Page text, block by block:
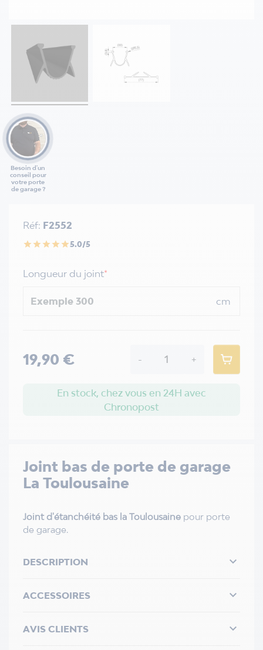
Besoin d'un
conseil pour
votre porte
de garage ?
Joint bas de porte de garage
La Toulousaine
Joint d'étanchéité bas la Toulousaine pour porte
de garage.
DESCRIPTION 
ACCESSOIRES 
AVIS CLIENTS 
Réf: F2552
star star star star star5.0/5
Longueur du joint*
cm
19,90 € - +
En stock, chez vous en 24H avec
Chronopost